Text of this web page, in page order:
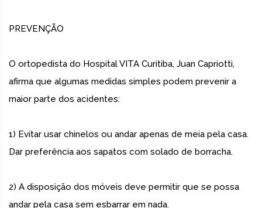
PREVENÇÃO
O ortopedista do Hospital VITA Curitiba, Juan Capriotti,
afirma que algumas medidas simples podem prevenir a
maior parte dos acidentes:
1) Evitar usar chinelos ou andar apenas de meia pela casa.
Dar preferência aos sapatos com solado de borracha.
2) A disposição dos móveis deve permitir que se possa
andar pela casa sem esbarrar em nada.